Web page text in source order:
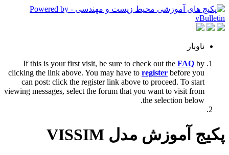
ناوبار
If this is your first visit, be sure to check out the FAQ by
clicking the link above. You may have to register before you
can post: click the register link above to proceed. To start
viewing messages, select the forum that you want to visit from
the selection below.
پکیج آموزش مدل VISSIM